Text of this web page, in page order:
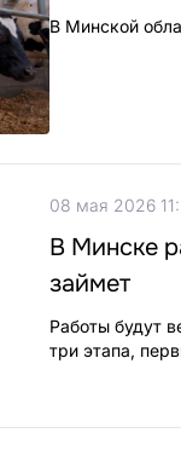
В Минской
08 мая 2026
В Минске
займет
Работы будут
три этапа,